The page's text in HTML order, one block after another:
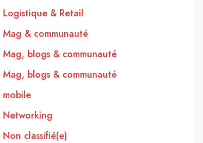
Logistique & Retail
Mag & communauté
Mag, blogs & communauté
Mag, blogs & communauté
mobile
Networking
Non classifié(e)